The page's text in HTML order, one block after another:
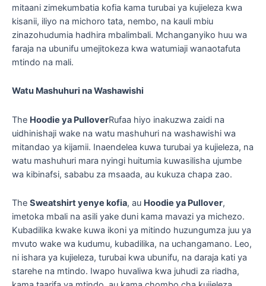
mitaani zimekumbatia kofia kama turubai ya kujieleza kwa
kisanii, iliyo na michoro tata, nembo, na kauli mbiu
zinazohudumia hadhira mbalimbali. Mchanganyiko huu wa
faraja na ubunifu umejitokeza kwa watumiaji wanaotafuta
mtindo na mali.
Watu Mashuhuri na Washawishi
The Hoodie ya PulloverRufaa hiyo inakuzwa zaidi na
uidhinishaji wake na watu mashuhuri na washawishi wa
mitandao ya kijamii. Inaendelea kuwa turubai ya kujieleza, na
watu mashuhuri mara nyingi huitumia kuwasilisha ujumbe
wa kibinafsi, sababu za msaada, au kukuza chapa zao.
The Sweatshirt yenye kofia, au Hoodie ya Pullover,
imetoka mbali na asili yake duni kama mavazi ya michezo.
Kubadilika kwake kuwa ikoni ya mitindo huzungumza juu ya
mvuto wake wa kudumu, kubadilika, na uchangamano. Leo,
ni ishara ya kujieleza, turubai kwa ubunifu, na daraja kati ya
starehe na mtindo. Iwapo huvaliwa kwa juhudi za riadha,